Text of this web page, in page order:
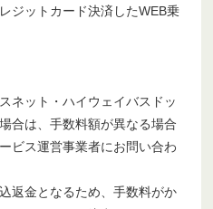
ジットカード決済したWEB乗
ネット・ハイウェイバスドッ
合は、手数料額が異なる場合
ビス運営事業者にお問い合わ
返金となるため、手数料がか